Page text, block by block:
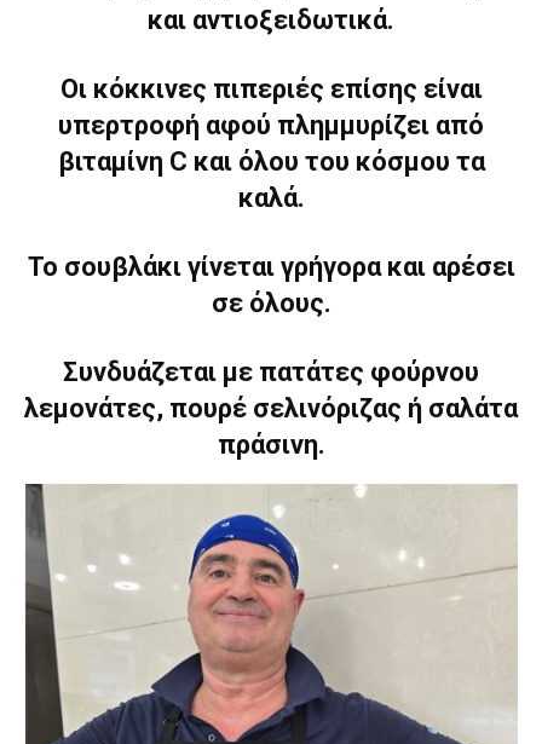
και αντιοξειδωτικά.
Οι κόκκινες πιπεριές επίσης είναι
υπερτροφή αφού πλημμυρίζει από
βιταμίνη C και όλου του κόσμου τα
καλά.
Το σουβλάκι γίνεται γρήγορα και αρέσει
σε όλους.
Συνδυάζεται με πατάτες φούρνου
λεμονάτες, πουρέ σελινόριζας ή σαλάτα
πράσινη.